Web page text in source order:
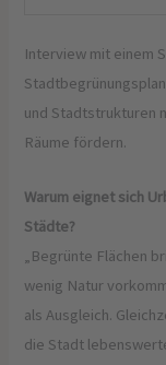
Interview mit einem
und Stadtstrukturen
Räume fördern.
Warum eignet sich
Städte?
„Begrünte Flächen
wenig Natur
als Ausgleich.
die Stadt